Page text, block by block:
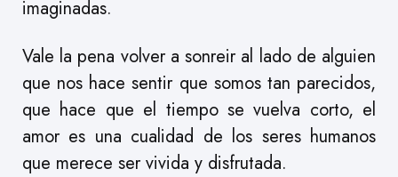
imaginadas.
Vale la pena volver a sonreir al lado de alguien
que nos hace sentir que somos tan parecidos,
que hace que el tiempo se vuelva corto, el
amor es una cualidad de los seres humanos
que merece ser vivida y disfrutada.